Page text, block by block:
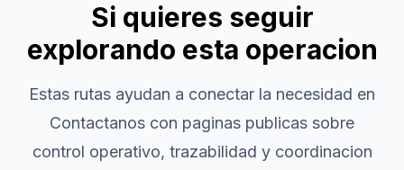
Si quieres seguir
explorando esta operacion
Estas rutas ayudan a conectar la necesidad en
Contactanos con paginas publicas sobre
control operativo, trazabilidad y coordinacion